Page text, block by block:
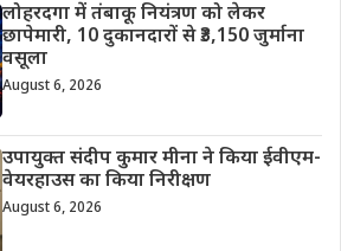
लोहरदगा में तंबाकू नियंत्रण को लेकर
छापेमारी, 10 दुकानदारों से ₹3,150 जुर्माना
वसूला
August 6, 2026
उपायुक्त संदीप कुमार मीना ने किया ईवीएम-
वेयरहाउस का किया निरीक्षण
August 6, 2026